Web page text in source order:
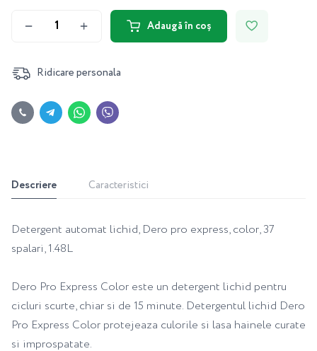
Adaugă în coș
Ridicare personala
Descriere Caracteristici
Detergent automat lichid, Dero pro express, color, 37
spalari, 1.48L
Dero Pro Express Color este un detergent lichid pentru
cicluri scurte, chiar si de 15 minute. Detergentul lichid Dero
Pro Express Color protejeaza culorile si lasa hainele curate
si improspatate.